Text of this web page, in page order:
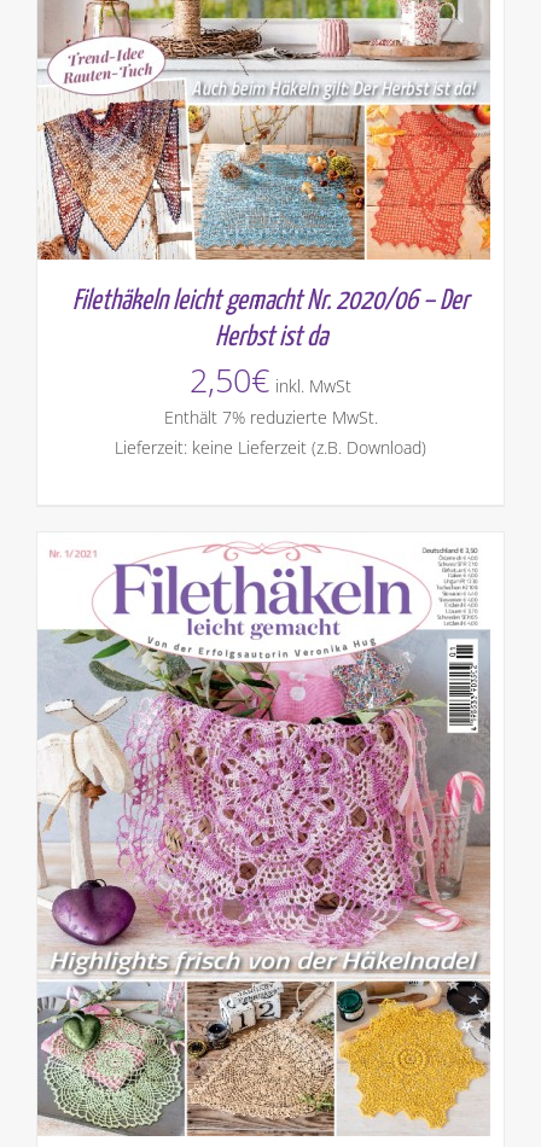
Filethäkeln leicht gemacht Nr. 2020/06 – Der
Herbst ist da
2,50€ inkl. MwSt
Enthält 7% reduzierte MwSt.
Lieferzeit: keine Lieferzeit (z.B. Download)